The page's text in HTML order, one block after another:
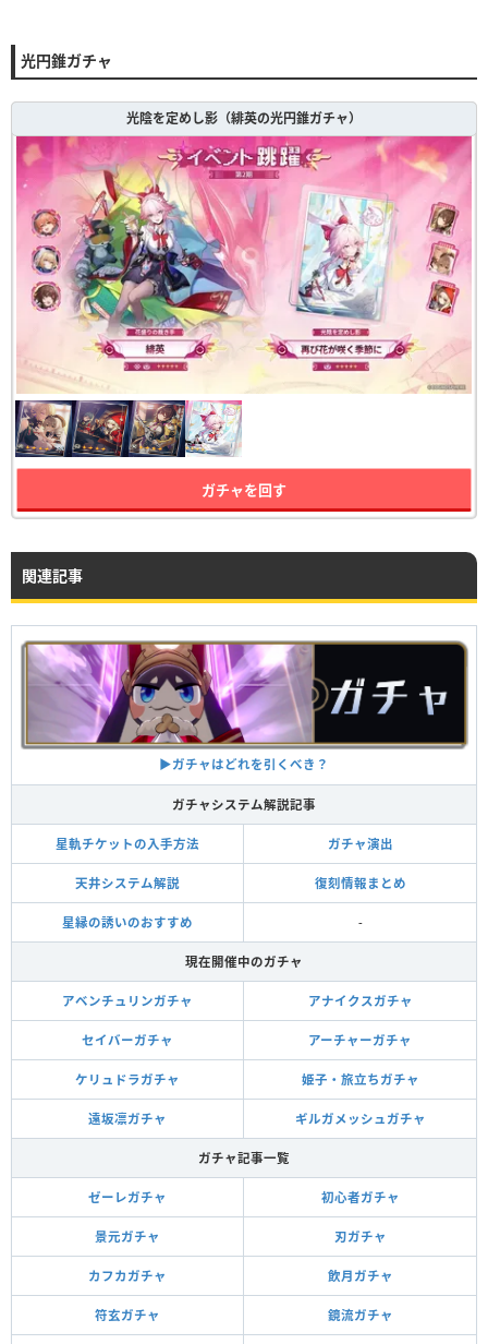
光円錐ガチャ
光陰を定めし影（緋英の光円錐ガチャ）
ガチャを回す
関連記事
▶︎ガチャはどれを引くべき？
ガチャシステム解説記事
星軌チケットの入手方法 ガチャ演出
天井システム解説 復刻情報まとめ
星縁の誘いのおすすめ -
現在開催中のガチャ
アベンチュリンガチャ アナイクスガチャ
セイバーガチャ アーチャーガチャ
ケリュドラガチャ 姫子・旅立ちガチャ
遠坂凛ガチャ ギルガメッシュガチャ
ガチャ記事一覧
ゼーレガチャ 初心者ガチャ
景元ガチャ 刃ガチャ
カフカガチャ 飲月ガチャ
符玄ガチャ 鏡流ガチャ